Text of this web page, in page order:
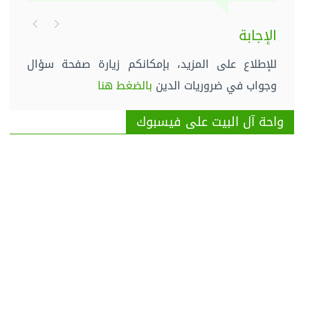
الإجابة
للإطلاع على المزيد، بإمكانكم زيارة صفحة سؤال
وجواب في ضروريات الدين بالضغط هنا
واحة آل البيت على فيسبوك